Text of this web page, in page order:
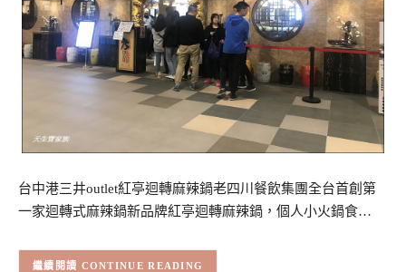
台中港三井outlet紅亭迴轉麻辣鍋老四川餐飲集團全台首創第
一家迴轉式麻辣鍋新品牌紅亭迴轉麻辣鍋，個人小火鍋食…
CONTINUE READING